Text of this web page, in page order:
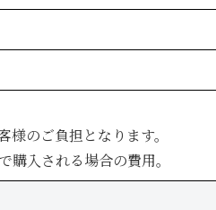
のご負担となります。
購入される場合の費用。